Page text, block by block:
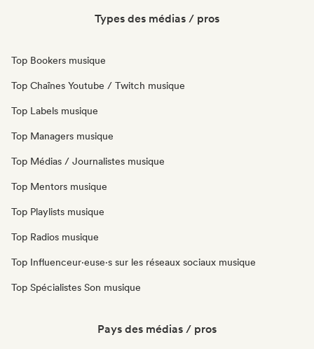
Types des médias / pros
Top Bookers musique
Top Chaînes Youtube / Twitch musique
Top Labels musique
Top Managers musique
Top Médias / Journalistes musique
Top Mentors musique
Top Playlists musique
Top Radios musique
Top Influenceur·euse·s sur les réseaux sociaux musique
Top Spécialistes Son musique
Pays des médias / pros